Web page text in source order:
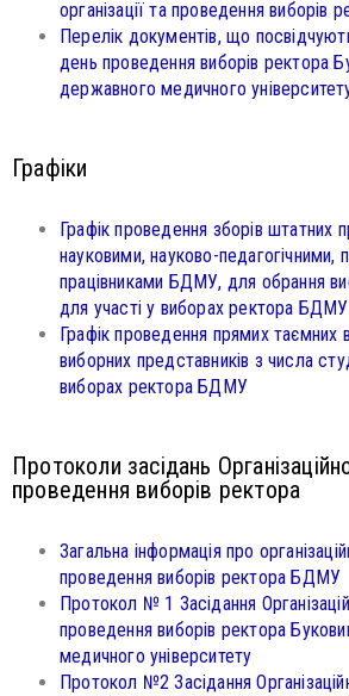
організації та проведення
Перелік документів, що
день проведення виборів ректора
державного медичного
Графіки
Графік проведення зборів штатних
науковими, науково-педагогічними,
працівниками БДМУ, для обрання
для участі у виборах ректора БДМУ
Графік проведення прямих таємних
виборних представників з числа
виборах ректора БДМУ
Протоколи засідань
проведення виборів ректора
Загальна інформація про
проведення виборів ректора БДМУ
Протокол № 1 Засідання
проведення виборів ректора
медичного університету
Протокол №2 Засідання